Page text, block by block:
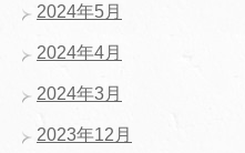
2024年5月
2024年4月
2024年3月
2023年12月